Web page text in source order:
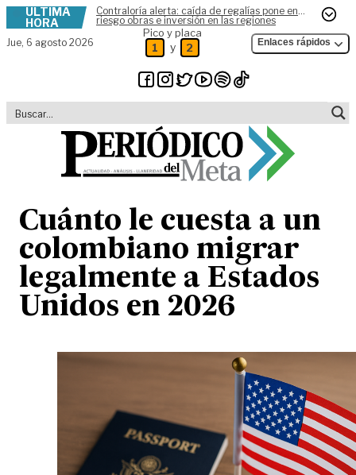
Skip to content
ÚLTIMA
HORA
Contraloría alerta: caída de regalías pone en
riesgo obras e inversión en las regiones
Jue, 6 agosto 2026
Pico y placa
1 y 2 Enlaces rápidos
Cuánto le cuesta a un
colombiano migrar
legalmente a Estados
Unidos en 2026